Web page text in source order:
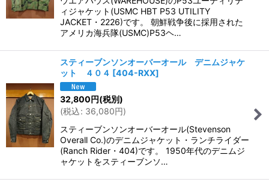
ィジャケット(USMC HBT P53 UTILITY
JACKET・2226)です。 朝鮮戦争後に採用された
アメリカ海兵隊(USMC)P53ヘ…
スティーブンソンオーバーオール デニムジャケ
ット ４０４ [404-RXX]
32,800円(税別)
(税込: 36,080円)
スティーブンソンオーバーオール(Stevenson
Overall Co.)のデニムジャケット・ランチライダー
(Ranch Rider・404)です。 1950年代のデニムジ
ャケットをスティーブンソ…